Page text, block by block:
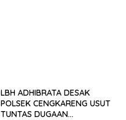
LBH ADHIBRATA DESAK
POLSEK CENGKARENG USUT
TUNTAS DUGAAN